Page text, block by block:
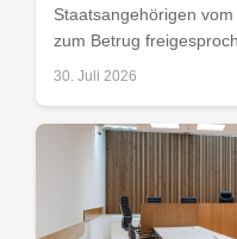
Staatsangehörigen
zum Betrug
30. Juli 2026